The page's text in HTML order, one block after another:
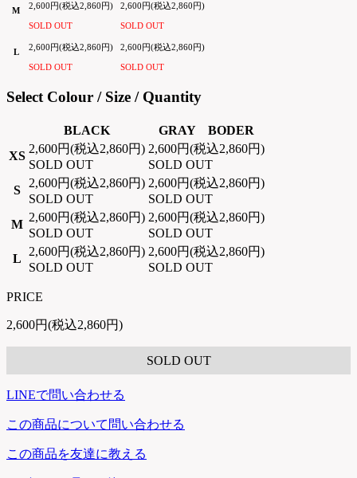
M 2,600円(税込2,860円)
SOLD OUT
2,600円(税込2,860円)
SOLD OUT
L 2,600円(税込2,860円)
SOLD OUT
2,600円(税込2,860円)
SOLD OUT
Select Colour / Size / Quantity
BLACK
GRAY BODER
XS
2,600円(税込2,860円)
SOLD OUT
2,600円(税込2,860円)
SOLD OUT
S
2,600円(税込2,860円)
SOLD OUT
2,600円(税込2,860円)
SOLD OUT
M
2,600円(税込2,860円)
SOLD OUT
2,600円(税込2,860円)
SOLD OUT
L
2,600円(税込2,860円)
SOLD OUT
2,600円(税込2,860円)
SOLD OUT
PRICE
2,600円(税込2,860円)
SOLD OUT
LINEで問い合わせる
この商品について問い合わせる
この商品を友達に教える